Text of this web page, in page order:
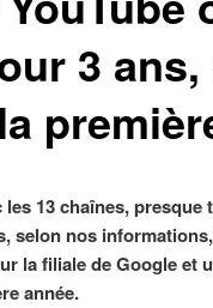
3 ans,
13 chaînes,
selon nos
la filiale de Google et
année.